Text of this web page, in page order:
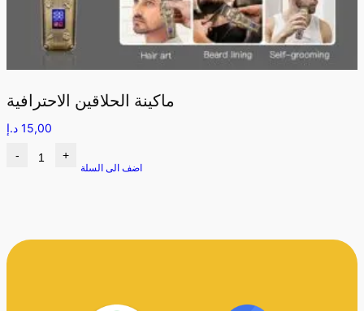
ماكينة الحلاقين الاحترافية
15,00 د.إ
- +
اضف الى السلة